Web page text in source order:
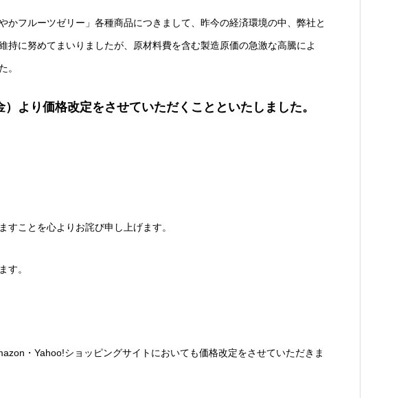
かフルーツゼリー」各種商品につきまして、昨今の経済環境の中、弊社と
持に努めてまいりましたが、原材料費を含む製造原価の急激な高騰によ
。
）より価格改定をさせていただくことといたしました。
ことを心よりお詫び申し上げます。
す。
・Yahoo!ショッピングサイトにおいても価格改定をさせていただきま